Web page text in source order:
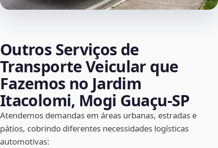
Outros Serviços de
Transporte Veicular que
Fazemos no Jardim
Itacolomi, Mogi Guaçu‑SP
Atendemos demandas em áreas urbanas, estradas e
pátios, cobrindo diferentes necessidades logísticas
automotivas: